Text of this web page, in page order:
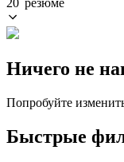
Ничего не
Попробуйте
Быстрые